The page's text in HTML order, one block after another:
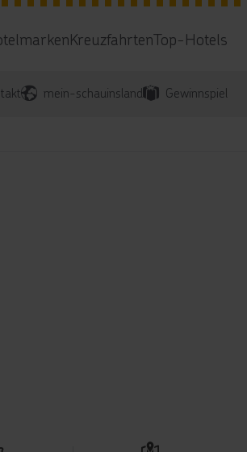
KreuzfahrtenTop-Hotels
mein-schauinsland Gewinnspiel